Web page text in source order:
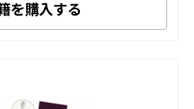
を購入する